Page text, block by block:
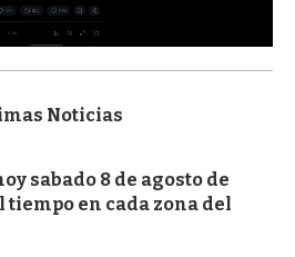
Noticias
sabado 8 de agosto de
tiempo en cada zona del